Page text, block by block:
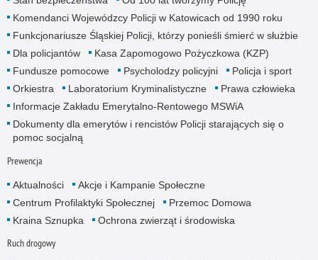
Komendanci Wojewódzcy Policji w Katowicach od 1990 roku
Funkcjonariusze Śląskiej Policji, którzy ponieśli śmierć w służbie
Dla policjantów
Kasa Zapomogowo Pożyczkowa (KZP)
Fundusze pomocowe
Psycholodzy policyjni
Policja i sport
Orkiestra
Laboratorium Kryminalistyczne
Prawa człowieka
Informacje Zakładu Emerytalno-Rentowego MSWiA
Dokumenty dla emerytów i rencistów Policji starających się o
pomoc socjalną
Prewencja
Aktualności
Akcje i Kampanie Społeczne
Centrum Profilaktyki Społecznej
Przemoc Domowa
Kraina Sznupka
Ochrona zwierząt i środowiska
Ruch drogowy